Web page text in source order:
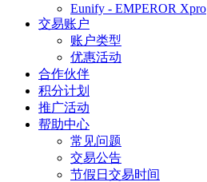
Eunify - EMPEROR Xpro
交易账户
账户类型
优惠活动
合作伙伴
积分计划
推广活动
帮助中心
常见问题
交易公告
节假日交易时间